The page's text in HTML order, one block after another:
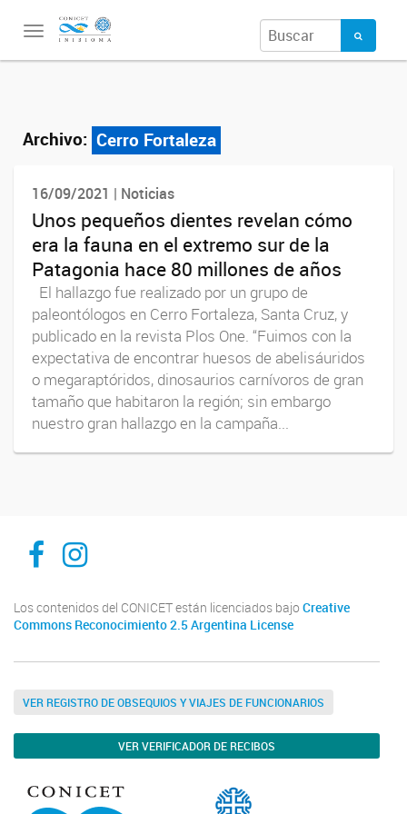
Toggle
Archivo: Cerro Fortaleza
16/09/2021 | Noticias
Unos pequeños dientes revelan cómo
era la fauna en el extremo sur de la
Patagonia hace 80 millones de años
El hallazgo fue realizado por un grupo de
paleontólogos en Cerro Fortaleza, Santa Cruz, y
publicado en la revista Plos One. “Fuimos con la
expectativa de encontrar huesos de abelisáuridos
o megaraptóridos, dinosaurios carnívoros de gran
tamaño que habitaron la región; sin embargo
nuestro gran hallazgo en la campaña...
Inibioma-Conicet/Unco
inibiomaabierto
Los contenidos del CONICET están licenciados bajo Creative
Commons Reconocimiento 2.5 Argentina License
VER REGISTRO DE OBSEQUIOS Y VIAJES DE FUNCIONARIOS
VER VERIFICADOR DE RECIBOS